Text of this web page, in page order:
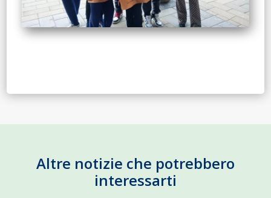
Altre notizie che potrebbero
interessarti